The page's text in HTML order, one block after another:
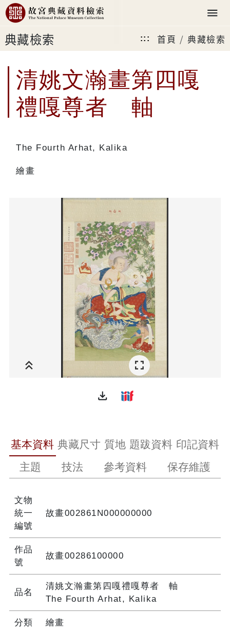
典藏檢索 ::: 首頁 典藏檢索
清姚文瀚畫第四嘎
禮嘎尊者 軸
The Fourth Arhat, Kalika
繪畫
file_download
基本資料 典藏尺寸 質地 題跋資料 印記資料
主題
技法 參考資料 保存維護
文物
統一
編號
故畫002861N000000000
作品
號
故畫00286100000
品名
清姚文瀚畫第四嘎禮嘎尊者 軸
The Fourth Arhat, Kalika
分類 繪畫